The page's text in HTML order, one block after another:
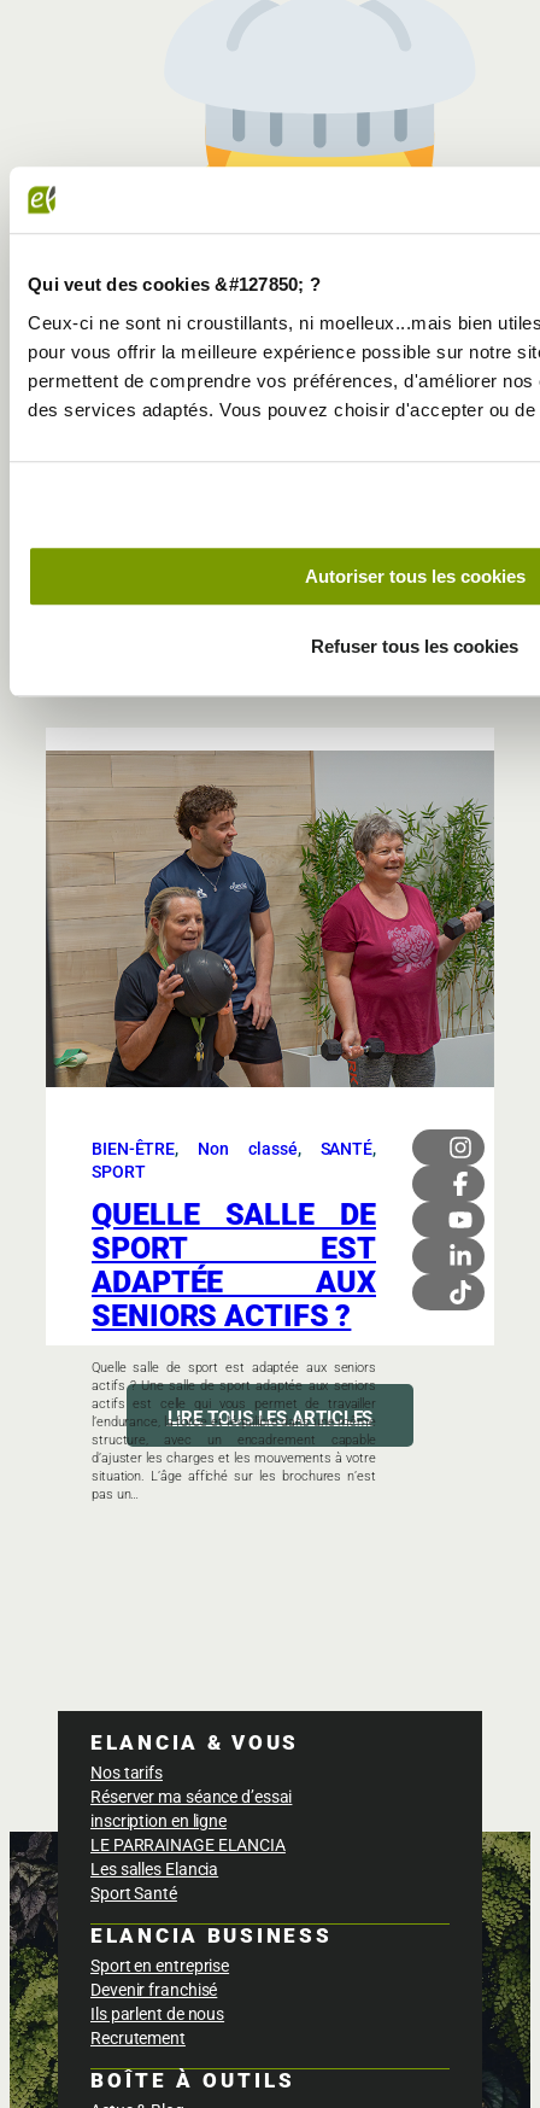
Qui veut des cookies &#127850; ?
Ceux-ci ne sont ni croustillants, ni moelleux...mais bien
pour vous offrir la meilleure expérience possible sur notre
permettent de comprendre vos préférences, d'améliorer
des services adaptés. Vous pouvez choisir d'accepter ou
Autoriser tous les cookies
Refuser tous les cookies
Pour une sauce vinaigrette plus classique, remplacez le
DECOUVREZ NOS AUTRES
BIEN-ÊTRE, Non classé, SANTÉ
SPORT
QUELLE SALLE DE
SPORT EST
ADAPTÉE AUX
SENIORS ACTIFS ?
Quelle salle de sport est adaptée aux seniors
actifs ? Une salle de sport adaptée aux seniors
actifs est celle qui vous permet de travailler
l’endurance, la force et l’équilibre dans une même
structure, avec un encadrement capable
d’ajuster les charges et les mouvements à votre
situation. L’âge affiché sur les brochures n’est
pas un…
LIRE TOUS LES ARTICLES
ELANCIA & VOUS
Nos tarifs
Réserver ma séance d’essai
inscription en ligne
LE PARRAINAGE ELANCIA
Les salles Elancia
Sport Santé
ELANCIA BUSINESS
Sport en entreprise
Devenir franchisé
Ils parlent de nous
Recrutement
BOÎTE À OUTILS